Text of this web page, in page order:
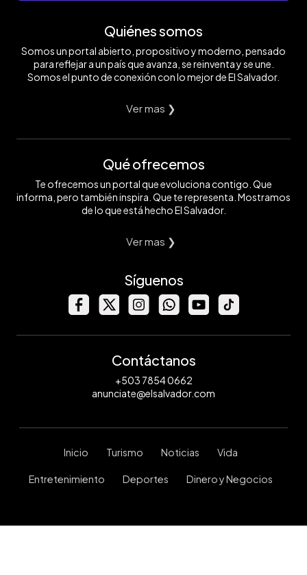
Quiénes somos
Somos un portal abierto, propositivo y moderno, pensado
para reflejar a un país que avanza, se reinventa y se une.
Somos el punto de conexión con lo mejor de El Salvador.
Ver mas ❯
Qué ofrecemos
Te ofrecemos un portal que evoluciona contigo. Que
informa, pero también inspira. Que te representa. Mostramos
de lo que está hecho El Salvador.
Ver mas ❯
Síguenos
Contáctanos
+503 7854 0662
anunciate@elsalvador.com
Inicio Turismo Noticias Vida
Entretenimiento Deportes Dinero y Negocios